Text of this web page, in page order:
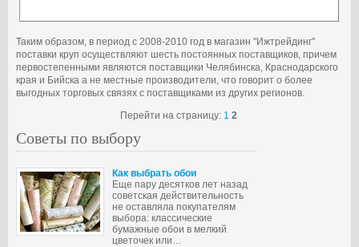
Таким образом, в период с 2008-2010 год в магазин "Ижтрейдинг"
поставки круп осуществляют шесть постоянных поставщиков, причем
первостепенными являются поставщики Челябинска, Краснодарского
края и Бийска а не местные производители, что говорит о более
выгодных торговых связях с поставщиками из других регионов.
Перейти на страницу: 1 2
Советы по выбору
Как выбрать обои
Еще пару десятков лет назад
советская действительность
не оставляла покупателям
выбора: классические
бумажные обои в мелкий
цветочек или…